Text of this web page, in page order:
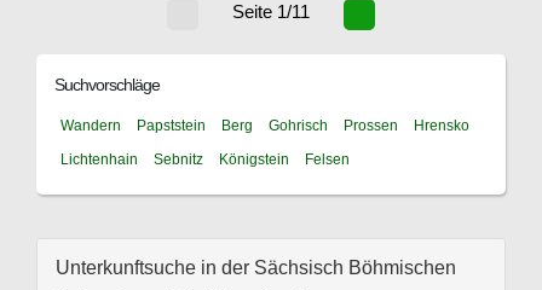
Seite 1/11
Suchvorschläge
Wandern Papststein Berg Gohrisch Prossen
Hrensko
Lichtenhain
Sebnitz Königstein Felsen
Unterkunftsuche in der Sächsisch Böhmischen